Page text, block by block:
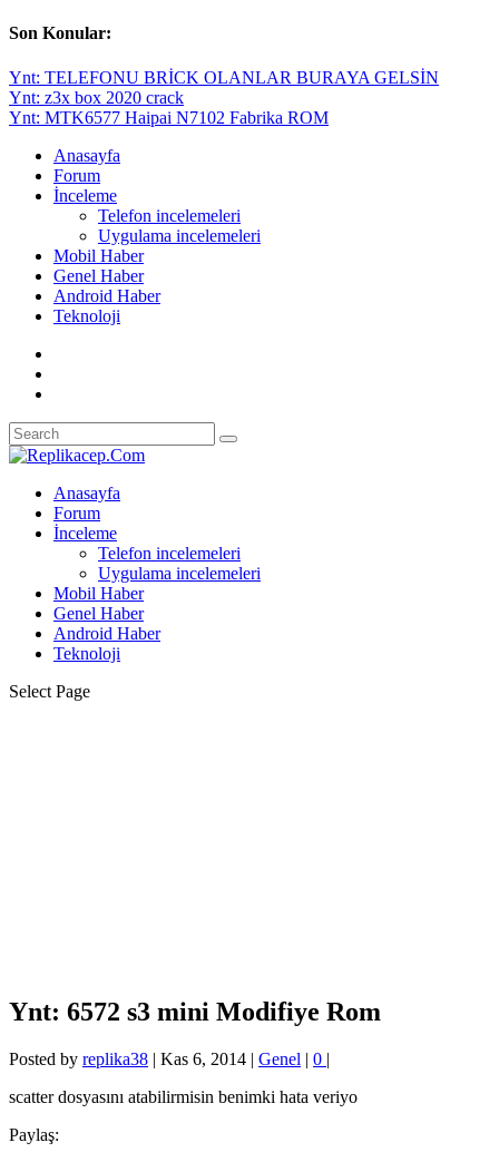
Son Konular:
Ynt: TELEFONU BRİCK OLANLAR BURAYA GELSİN
Ynt: z3x box 2020 crack
Ynt: MTK6577 Haipai N7102 Fabrika ROM
Anasayfa
Forum
İnceleme
Telefon incelemeleri
Uygulama incelemeleri
Mobil Haber
Genel Haber
Android Haber
Teknoloji
Anasayfa
Forum
İnceleme
Telefon incelemeleri
Uygulama incelemeleri
Mobil Haber
Genel Haber
Android Haber
Teknoloji
Select Page
Ynt: 6572 s3 mini Modifiye Rom
Posted by replika38 | Kas 6, 2014 | Genel | 0 |
scatter dosyasını atabilirmisin benimki hata veriyo
Paylaş: